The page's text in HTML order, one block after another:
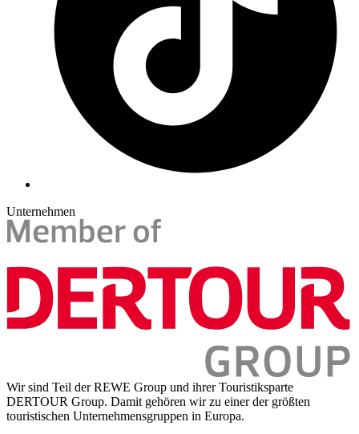
Unternehmen
Wir sind Teil der REWE Group und ihrer Touristiksparte
DERTOUR Group. Damit gehören wir zu einer der größten
touristischen Unternehmensgruppen in Europa.